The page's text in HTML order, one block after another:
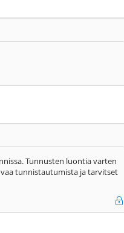
Tunnusten luontia varten
tunnistautumista ja tarvitset